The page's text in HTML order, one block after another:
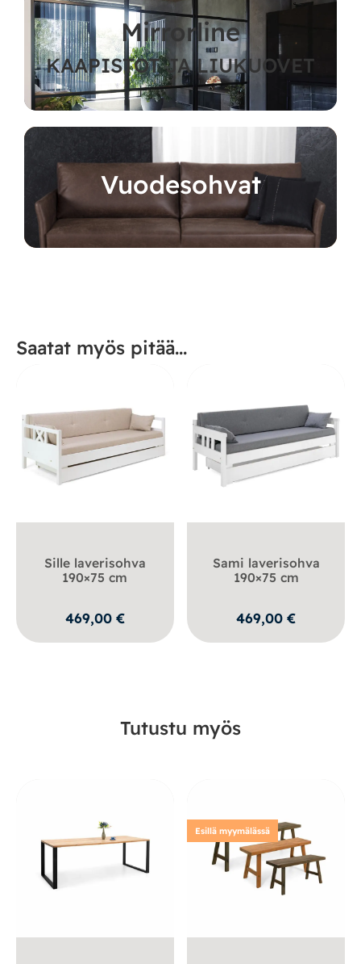
Mirrorline
KAAPISTOT JA LIUKUOVET
Vuodesohvat
Saatat myös pitää...
Sille laverisohva
190×75 cm
469,00 €
Sami laverisohva
190×75 cm
469,00€
Tutustu myös
Esillä myymälässä